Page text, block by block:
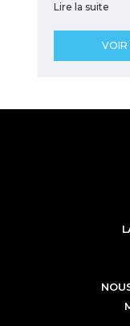
Lire la suite
VOIR